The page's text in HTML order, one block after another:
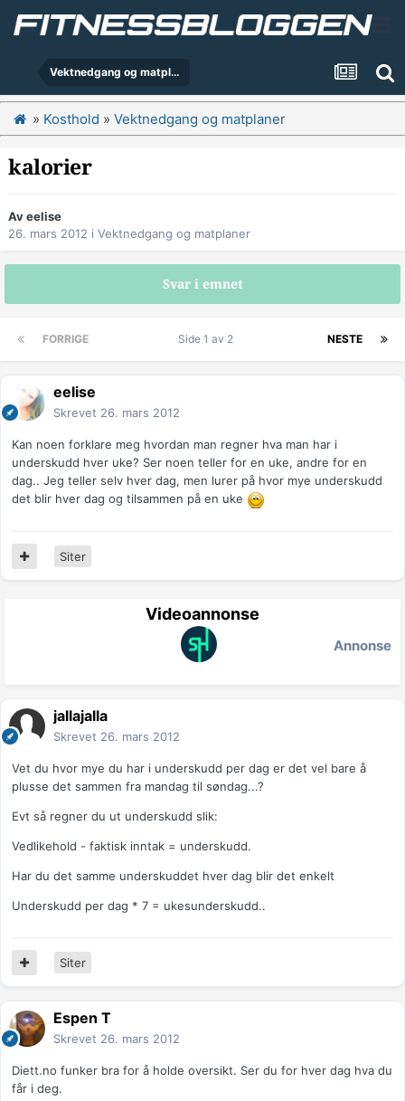
Vektnedgang og matplaner
» Kosthold » Vektnedgang og matplaner
kalorier
Aveelise
26. mars 2012 i Vektnedgang og matplaner
Svar i emnet
FORRIGE NESTE
Side 1 av 2
eelise
Skrevet 26. mars 2012
Kan noen forklare meg hvordan man regner hva man har i
underskudd hver uke? Ser noen teller for en uke, andre for en
dag.. Jeg teller selv hver dag, men lurer på hvor mye underskudd
det blir hver dag og tilsammen på en uke
Siter
Videoannonse
Annonse
jallajalla
Skrevet 26. mars 2012
Vet du hvor mye du har i underskudd per dag er det vel bare å
plusse det sammen fra mandag til søndag...?
Evt så regner du ut underskudd slik:
Vedlikehold - faktisk inntak = underskudd.
Har du det samme underskuddet hver dag blir det enkelt
Underskudd per dag * 7 = ukesunderskudd..
Siter
Espen T
Skrevet 26. mars 2012
Diett.no funker bra for å holde oversikt. Ser du for hver dag hva du
får i deg.